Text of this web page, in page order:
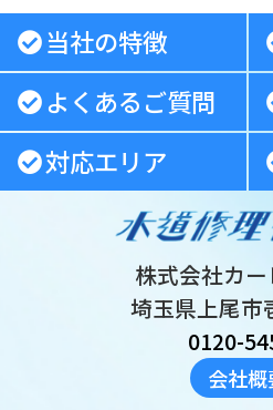
株式会社カ
埼玉県上尾市
0120-
会社概
当社の特徴
よくあるご質問
対応エリア